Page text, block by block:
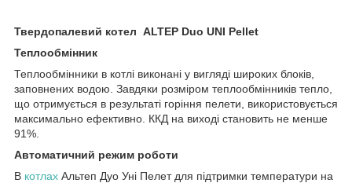
Твердопалевий котел ALTEP Duo UNI Pellet
Теплообмінник
Теплообмінники в котлі виконані у вигляді широких блоків,
заповнених водою. Завдяки розміром теплообмінників тепло,
що отримується в результаті горіння пелети, використовується
максимально ефективно. ККД на виході становить не менше
91%.
Автоматичний режим роботи
В котлах Альтеп Дуо Уні Пелет для підтримки температури на